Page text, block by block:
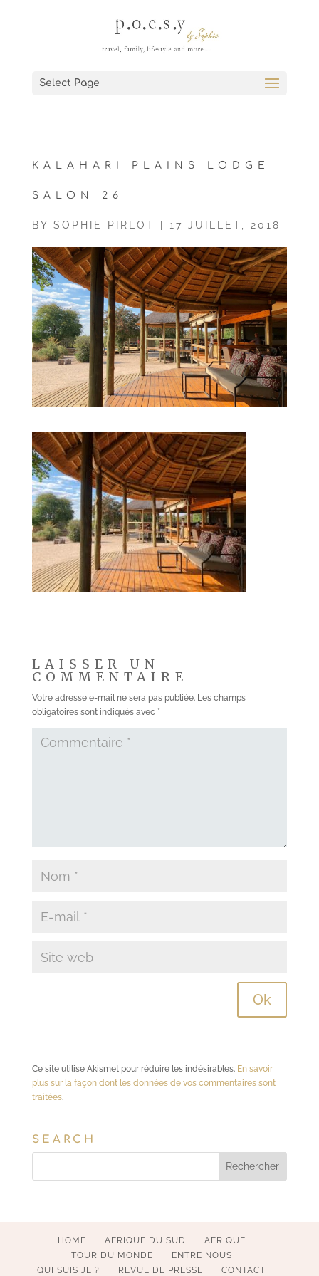
Select Page
KALAHARI PLAINS LODGE
SALON 26
BY SOPHIE PIRLOT 17 JUILLET, 2018
LAISSER UN
COMMENTAIRE
Votre adresse e-mail ne sera pas publiée. Les champs
obligatoires sont indiqués avec *
Ce site utilise Akismet pour réduire les indésirables. En savoir
plus sur la façon dont les données de vos commentaires sont
traitées.
SEARCH
HOME AFRIQUE DU SUD
AFRIQUE
TOUR DU MONDE
ENTRE NOUS
QUI SUIS JE ?
REVUE DE PRESSE CONTACT